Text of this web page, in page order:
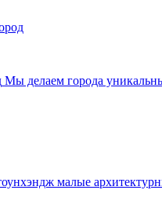
Мы делаем города